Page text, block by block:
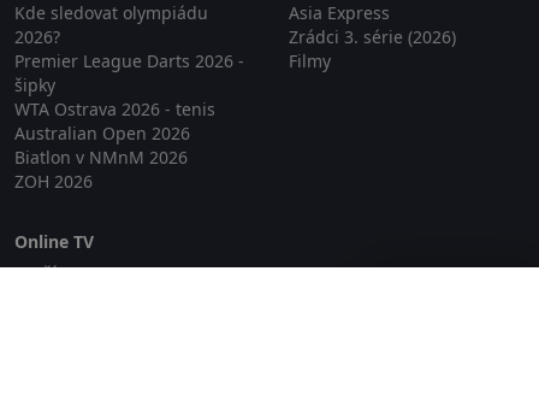
Kde sledovat olympiádu
2026?
Premier League Darts 2026 -
šipky
WTA Ostrava 2026 - tenis
Australian Open 2026
Biatlon v NMnM 2026
ZOH 2026
Asia Express
Zrádci 3. série (2026)
Filmy
Online TV
Lepší.TV